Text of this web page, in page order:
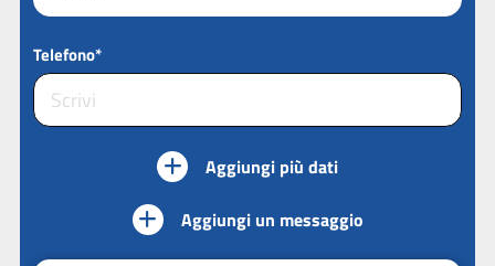
Telefono*
Aggiungi più dati
Aggiungi un messaggio